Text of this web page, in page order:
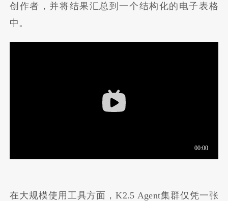
创作者，并将结果汇总到一个结构化的电子表格
中。
在大规模使用工具方面，K2.5 Agent集群仅凭一张